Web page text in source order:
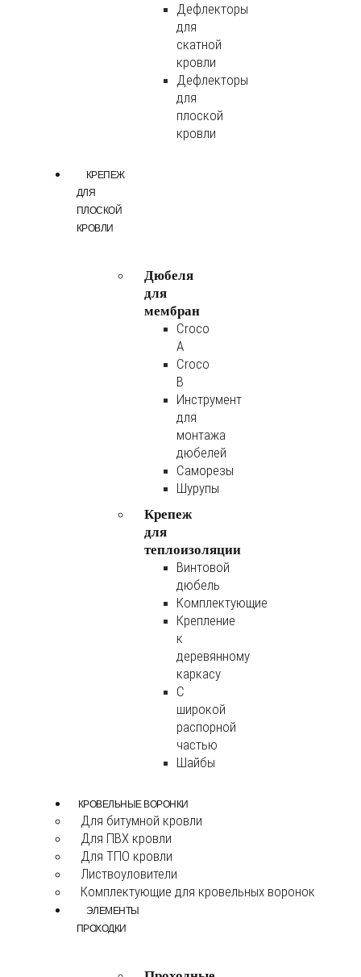
Дефлекторы
для
скатной
кровли
Дефлекторы
для
плоской
кровли
КРЕПЕЖ
ДЛЯ
ПЛОСКОЙ
КРОВЛИ
Дюбеля
для
мембран
Croco
A
Croco
B
Инструмент
для
монтажа
дюбелей
Саморезы
Шурупы
Крепеж
для
теплоизоляции
Винтовой
дюбель
Комплектующие
Крепление
к
деревянному
каркасу
С
широкой
распорной
частью
Шайбы
КРОВЕЛЬНЫЕ ВОРОНКИ
Для битумной кровли
Для ПВХ кровли
Для ТПО кровли
Листвоуловители
Комплектующие для кровельных воронок
ЭЛЕМЕНТЫ
ПРОХОДКИ